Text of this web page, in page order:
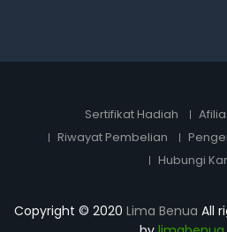
Sertifikat Hadiah
Riwayat Pembelian
Hubungi
Copyright © 2020 Lima Benua All